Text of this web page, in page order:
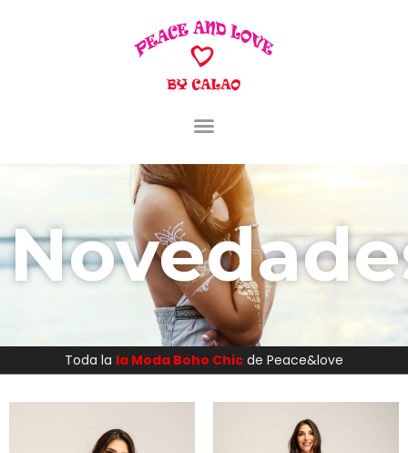
Toda la la Moda Boho Chic de Peace&love